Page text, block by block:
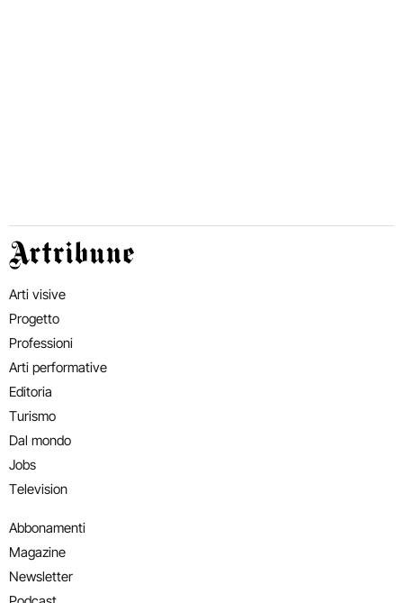
Artribune
Arti visive
Progetto
Professioni
Arti performative
Editoria
Turismo
Dal mondo
Jobs
Television
Abbonamenti
Magazine
Newsletter